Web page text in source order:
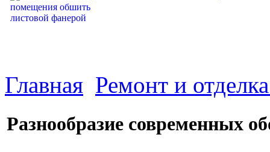
Главная Ремонт и
Разнообразие современных